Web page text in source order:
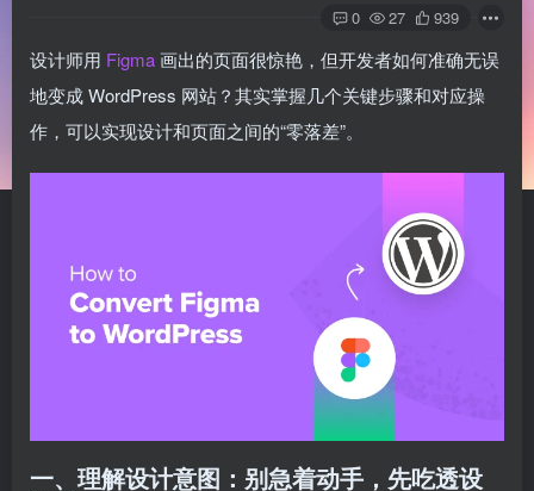
0 27 939
设计师用 Figma 画出的页面很惊艳，但开发者如何准确无误
地变成 WordPress 网站？其实掌握几个关键步骤和对应操
作，可以实现设计和页面之间的“零落差”。
一、理解设计意图：别急着动手，先吃透设